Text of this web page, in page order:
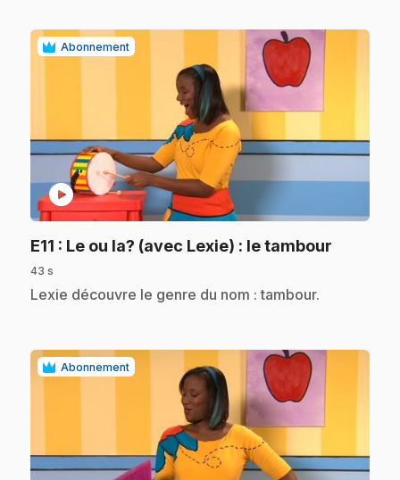
Abonnement
play_circle
E11 : Le ou la? (avec Lexie) : le tambour
43 s
.Lexie découvre le genre du nom : tambour.
Abonnement